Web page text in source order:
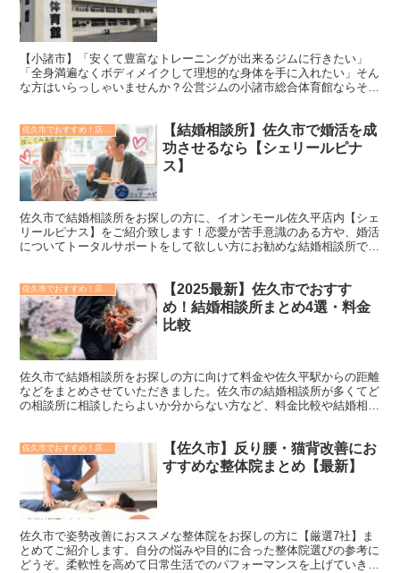
【小諸市】「安くて豊富なトレーニングが出来るジムに行きたい」
「全身満遍なくボディメイクして理想的な身体を手に入れたい」そん
な方はいらっしゃいませんか？公営ジムの小諸市総合体育館ならそれ
佐久市でおすすめ！店舗紹介記事(9)
【結婚相談所】佐久市で婚活を成
功させるなら【シェリールピナ
ス】
佐久市で結婚相談所をお探しの方に、イオンモール佐久平店内【シェ
リールピナス】をご紹介致します！恋愛が苦手意識のある方や、婚活
についてトータルサポートをして欲しい方にお勧めな結婚相談所で
佐久市でおすすめ！店舗紹介記事(9)
【2025最新】佐久市でおすす
め！結婚相談所まとめ4選・料金
比較
佐久市で結婚相談所をお探しの方に向けて料金や佐久平駅からの距離
などをまとめさせていただきました。佐久市の結婚相談所が多くてど
の相談所に相談したらよいか分からない方など、料金比較や結婚相談
佐久市でおすすめ！店舗紹介記事(9)
【佐久市】反り腰・猫背改善にお
すすめな整体院まとめ【最新】
佐久市で姿勢改善におススメな整体院をお探しの方に【厳選7社】ま
とめてご紹介します。自分の悩みや目的に合った整体院選びの参考に
どうぞ。柔軟性を高めて日常生活でのパフォーマンスを上げていきた